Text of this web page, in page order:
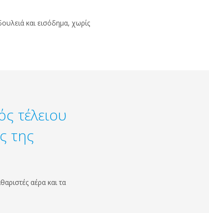
και εισόδημα, χωρίς
τέλειου
της
αέρα και τα